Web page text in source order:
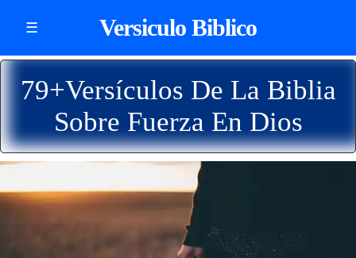
☰ Versiculo Biblico
79+Versículos De La Biblia
Sobre Fuerza En Dios